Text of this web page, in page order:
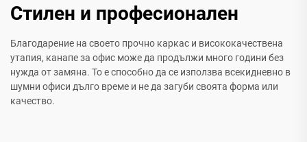
Стилен и професионален
Благодарение на своето прочно каркас и висококачествена
утапия, канапе за офис може да продължи много години без
нужда от замяна. То е способно да се използва всекидневно в
шумни офиси дълго време и не да загуби своята форма или
качество.